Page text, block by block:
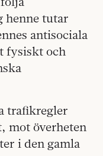
henne tutar
antisociala
fysiskt och
trafikregler
mot överheten
i den gamla